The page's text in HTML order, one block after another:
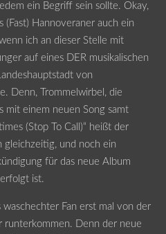
ein Begriff sein sollte. Okay,
(Fast) Hannoveraner auch ein
ich an dieser Stelle mit
auf eines DER musikalischen
von
Denn, Trommelwirbel, die
mit einem neuen Song samt
(Stop To Call)“ heißt der
gleichzeitig, und noch ein
für das neue Album
ist.
waschechter Fan erst mal von der
runterkommen. Denn der neue